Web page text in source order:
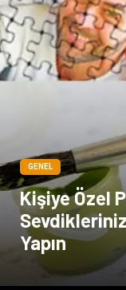
GENEL
Kişiye Özel
Yapın